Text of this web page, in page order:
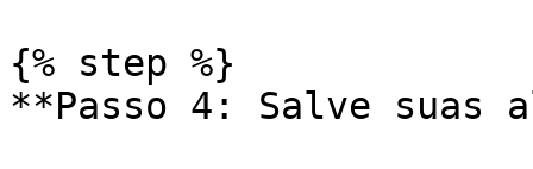
{% step %}
**Passo 4: Salve suas